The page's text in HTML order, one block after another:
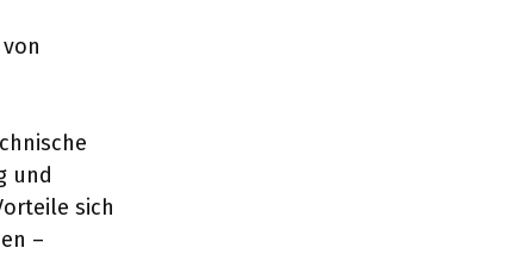
und
sich
–